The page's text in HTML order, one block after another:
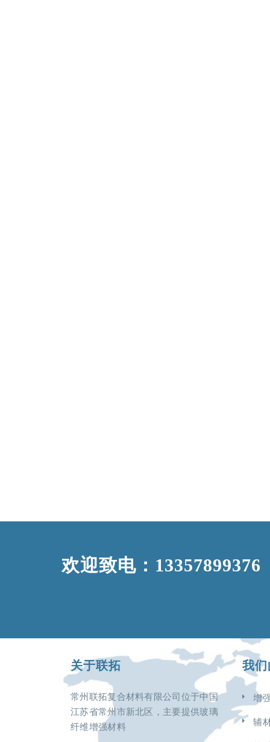
欢迎致电：13357899376
关于联拓
常州联拓复合材料有限公司位于中国
江苏省常州市新北区，主要提供玻璃
纤维增强材料
我
增
辅